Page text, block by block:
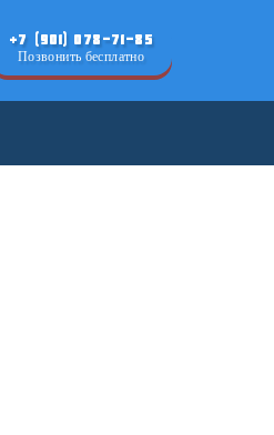
+7 (901) 078-71-85
Позвонить бесплатно